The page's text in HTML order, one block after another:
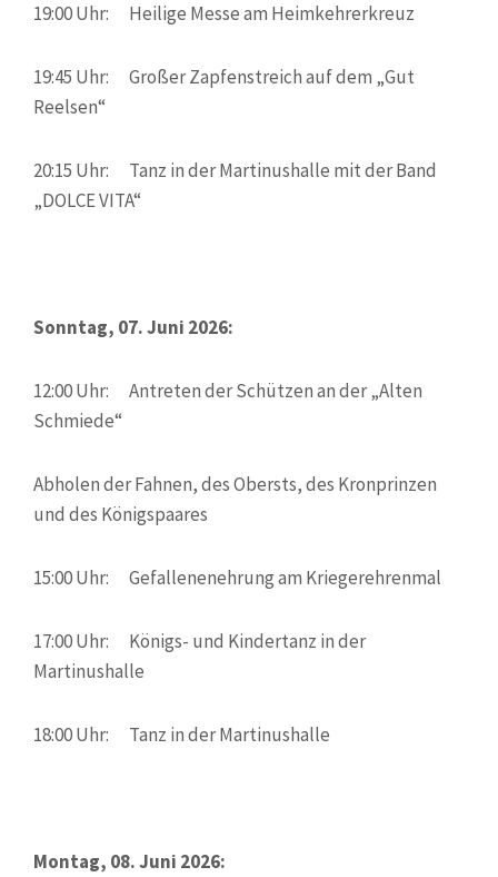
19:00 Uhr: Heilige Messe am Heimkehrerkreuz
19:45 Uhr: Großer Zapfenstreich auf dem „Gut
Reelsen“
20:15 Uhr: Tanz in der Martinushalle mit der Band
„DOLCE VITA“
Sonntag, 07. Juni 2026:
12:00 Uhr: Antreten der Schützen an der „Alten
Schmiede“
Abholen der Fahnen, des Obersts, des Kronprinzen
und des Königspaares
15:00 Uhr: Gefallenenehrung am Kriegerehrenmal
17:00 Uhr: Königs- und Kindertanz in der
Martinushalle
18:00 Uhr: Tanz in der Martinushalle
Montag, 08. Juni 2026: